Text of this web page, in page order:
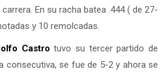
En su racha batea .444 ( de 27-
y 10 remolcadas.
Castro tuvo su tercer partido de
consecutiva, se fue de 5-2 y ahora se